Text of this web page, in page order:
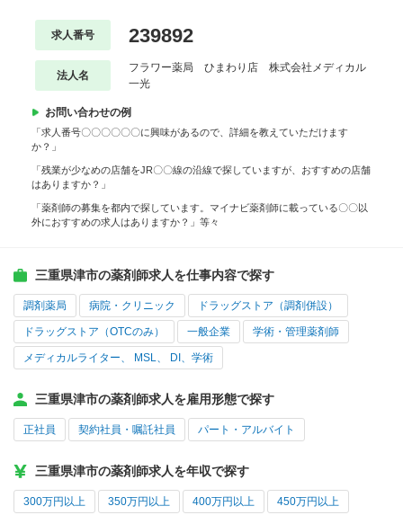
求人番号 239892
法人名
フラワー薬局 ひまわり店 株式会社メディカル
一光
お問い合わせの例
「求人番号〇〇〇〇〇〇に興味があるので、詳細を教えていただけます
か？」
「残業が少なめの店舗をJR〇〇線の沿線で探していますが、おすすめの店舗
はありますか？」
「薬剤師の募集を都内で探しています。マイナビ薬剤師に載っている〇〇以
外におすすめの求人はありますか？」等々
三重県津市の薬剤師求人を仕事内容で探す
調剤薬局 病院・クリニック ドラッグストア（調剤併設）
ドラッグストア（OTCのみ） 一般企業 学術・管理薬剤師
メディカルライター、 MSL、 DI、学術
三重県津市の薬剤師求人を雇用形態で探す
正社員 契約社員・嘱託社員 パート・アルバイト
三重県津市の薬剤師求人を年収で探す
300万円以上 350万円以上 400万円以上 450万円以上